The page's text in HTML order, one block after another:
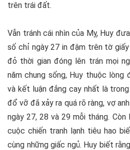
trên trái đất.
Vẫn tránh cái nhìn của Mỵ, Huy
số chỉ ngày 27 in đậm trên tờ
đỏ thời gian đóng lên trán mọi
năm chung sống, Huy thuộc lòng
và kết luận đắng cay nhất là
đổ vỡ đã xảy ra quá rõ ràng, vợ
ngày 27, 28 và 29 mỗi tháng. Còn
cuộc chiến tranh lạnh tiêu hao
cùng những giấc ngủ. Huy biết